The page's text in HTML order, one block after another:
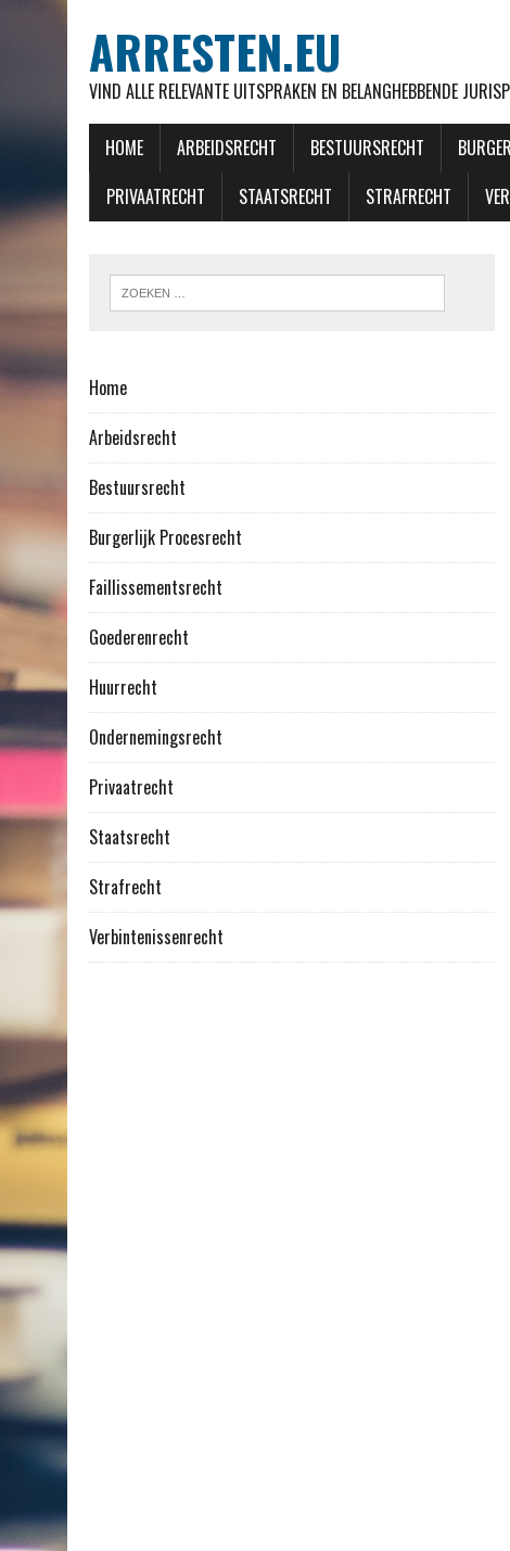
ARRESTEN.EU
VIND ALLE RELEVANTE UITSPRAKEN EN BELANGHEBBENDE
HOME ARBEIDSRECHT BESTUURSRECHT
PRIVAATRECHT
STAATSRECHT STRAFRECHT
Home
Arbeidsrecht
Bestuursrecht
Burgerlijk Procesrecht
Faillissementsrecht
Goederenrecht
Huurrecht
Ondernemingsrecht
Privaatrecht
Staatsrecht
Strafrecht
Verbintenissenrecht